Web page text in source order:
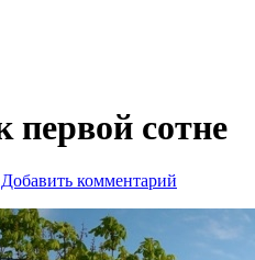
первой сотне
Добавить комментарий